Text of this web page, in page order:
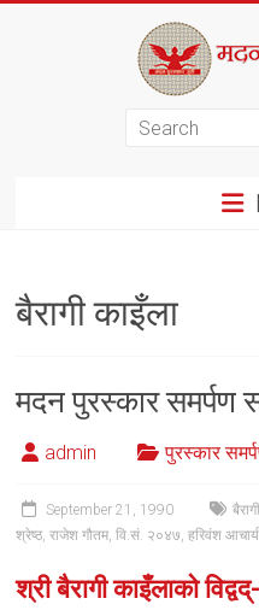
बैरागी काइँला
मदन पुरस्कार समर्पण
admin पुरस्कार
September 21, 1990
श्रेष्ठ,राजेश गौतम,वि.सं. २०४७,हरिवंश आचार्य
श्री बैरागी काइँलाको